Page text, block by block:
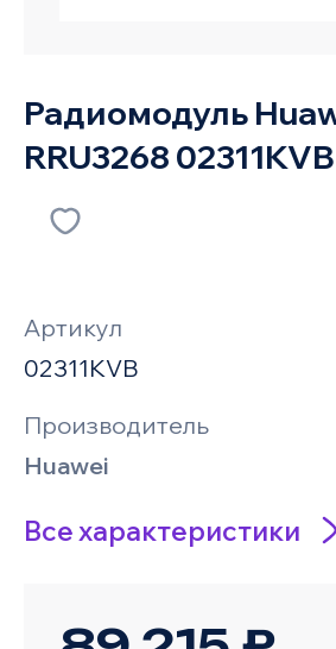
Радиомодуль
RRU3268 02311KVB
Артикул
02311KVB
Производитель
Huawei
Все характеристики